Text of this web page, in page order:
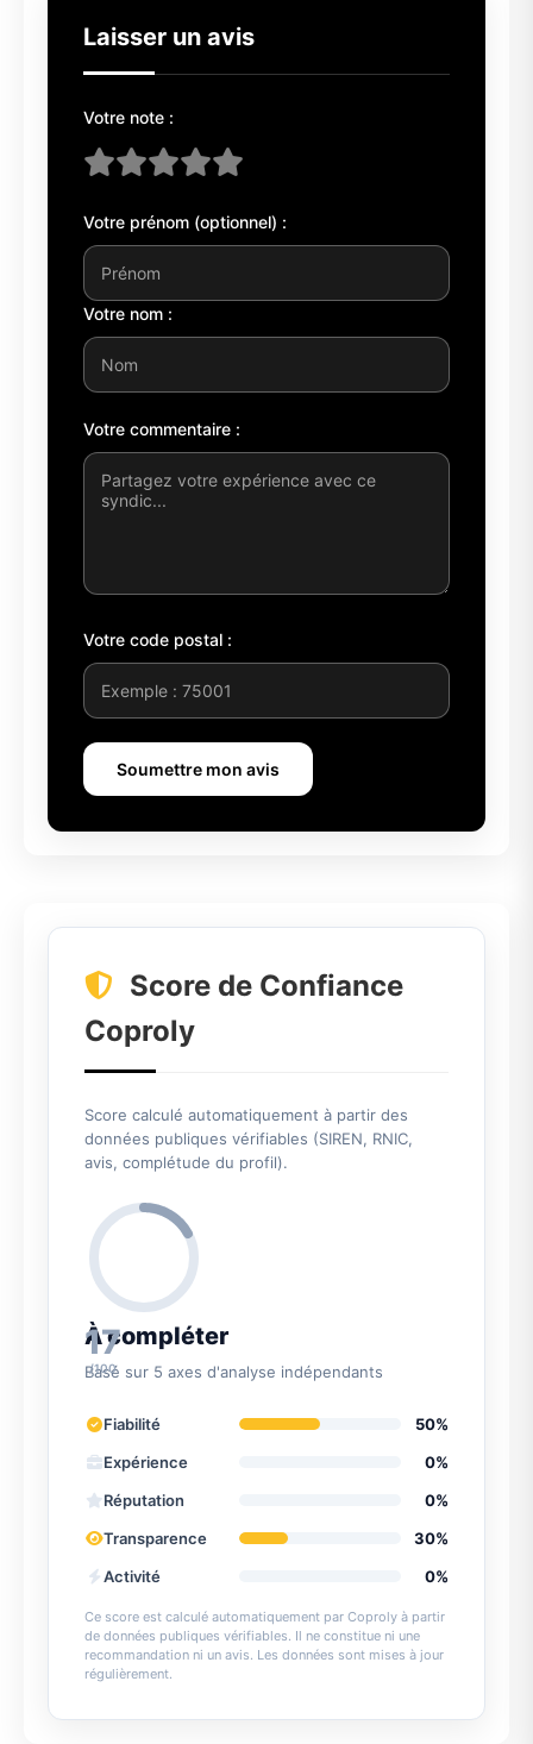
Laisser un avis
Votre note :
Votre prénom (optionnel) :
Votre nom :
Votre commentaire :
Votre code postal :
Soumettre mon avis
Score de Confiance
Coproly
Score calculé automatiquement à partir des
données publiques vérifiables (SIREN, RNIC,
avis, complétude du profil).
17
/100
À compléter
Basé sur 5 axes d'analyse indépendants
Fiabilité
50%
Expérience
0%
Réputation
0%
Transparence
30%
Activité
0%
Ce score est calculé automatiquement par Coproly à partir
de données publiques vérifiables. Il ne constitue ni une
recommandation ni un avis. Les données sont mises à jour
régulièrement.